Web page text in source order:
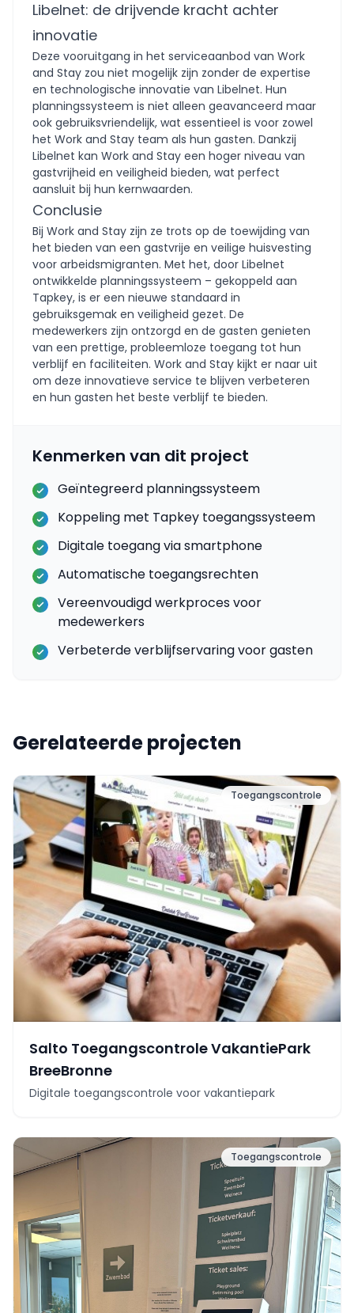
Libelnet: de drijvende kracht achter
innovatie
Deze vooruitgang in het serviceaanbod van Work
and Stay zou niet mogelijk zijn zonder de expertise
en technologische innovatie van Libelnet. Hun
planningssysteem is niet alleen geavanceerd maar
ook gebruiksvriendelijk, wat essentieel is voor zowel
het Work and Stay team als hun gasten. Dankzij
Libelnet kan Work and Stay een hoger niveau van
gastvrijheid en veiligheid bieden, wat perfect
aansluit bij hun kernwaarden.
Conclusie
Bij Work and Stay zijn ze trots op de toewijding van
het bieden van een gastvrije en veilige huisvesting
voor arbeidsmigranten. Met het, door Libelnet
ontwikkelde planningssysteem – gekoppeld aan
Tapkey, is er een nieuwe standaard in
gebruiksgemak en veiligheid gezet. De
medewerkers zijn ontzorgd en de gasten genieten
van een prettige, probleemloze toegang tot hun
verblijf en faciliteiten. Work and Stay kijkt er naar uit
om deze innovatieve service te blijven verbeteren
en hun gasten het beste verblijf te bieden.
Kenmerken van dit project
Geïntegreerd planningssysteem
Koppeling met Tapkey toegangssysteem
Digitale toegang via smartphone
Automatische toegangsrechten
Vereenvoudigd werkproces voor
medewerkers
Verbeterde verblijfservaring voor gasten
Gerelateerde projecten
Toegangscontrole
Salto Toegangscontrole VakantiePark
BreeBronne
Digitale toegangscontrole voor vakantiepark
Toegangscontrole